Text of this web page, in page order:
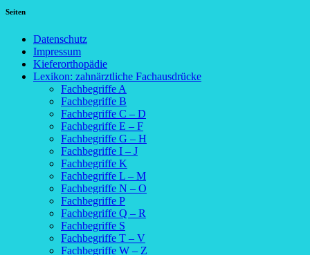
Seiten
Datenschutz
Impressum
Kieferorthopädie
Lexikon: zahnärztliche Fachausdrücke
Fachbegriffe A
Fachbegriffe B
Fachbegriffe C – D
Fachbegriffe E – F
Fachbegriffe G – H
Fachbegriffe I – J
Fachbegriffe K
Fachbegriffe L – M
Fachbegriffe N – O
Fachbegriffe P
Fachbegriffe Q – R
Fachbegriffe S
Fachbegriffe T – V
Fachbegriffe W – Z